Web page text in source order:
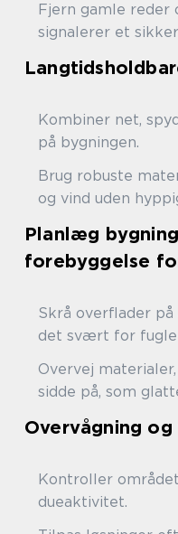
Fjern gamle reder
signalerer et
Kombiner net,
på bygningen.
Brug robuste
og vind uden
Planlæg
forebyggelse
Skrå overflader
det svært for fugle
Overvej
sidde på, som
Overvågning og
Kontroller
dueaktivitet.